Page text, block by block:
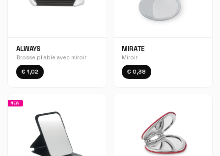
ALWAYS
Brosse pliable avec miroir
€ 1,02
MIRATE
Miroir
€ 0,38
NEW